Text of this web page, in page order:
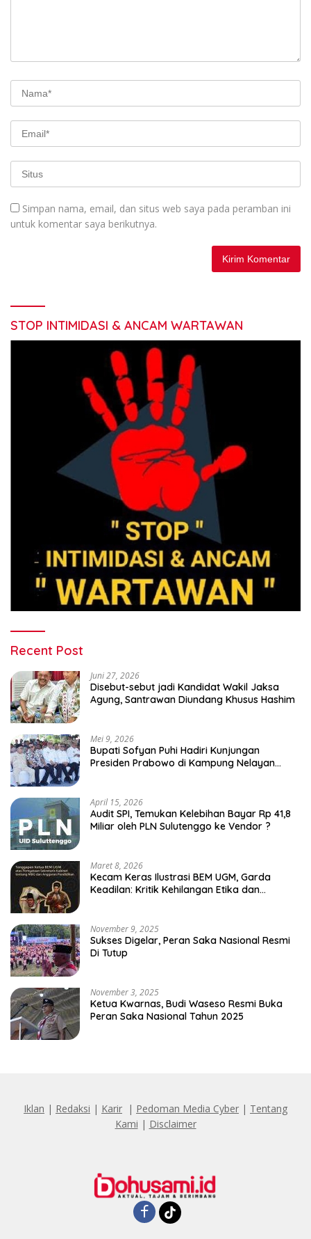
Simpan nama, email, dan situs web saya pada peramban ini
untuk komentar saya berikutnya.
STOP INTIMIDASI & ANCAM WARTAWAN
Recent Post
Juni 27, 2026
Disebut-sebut jadi Kandidat Wakil Jaksa
Agung, Santrawan Diundang Khusus Hashim
Mei 9, 2026
Bupati Sofyan Puhi Hadiri Kunjungan
Presiden Prabowo di Kampung Nelayan
April 15, 2026
Audit SPI, Temukan Kelebihan Bayar Rp 41,8
Miliar oleh PLN Sulutenggo ke Vendor ?
Maret 8, 2026
Kecam Keras Ilustrasi BEM UGM, Garda
Keadilan: Kritik Kehilangan Etika dan
November 9, 2025
Sukses Digelar, Peran Saka Nasional Resmi
Di Tutup
November 3, 2025
Ketua Kwarnas, Budi Waseso Resmi Buka
Peran Saka Nasional Tahun 2025
Iklan | Redaksi | Karir | Pedoman Media Cyber | Tentang
Kami | Disclaimer